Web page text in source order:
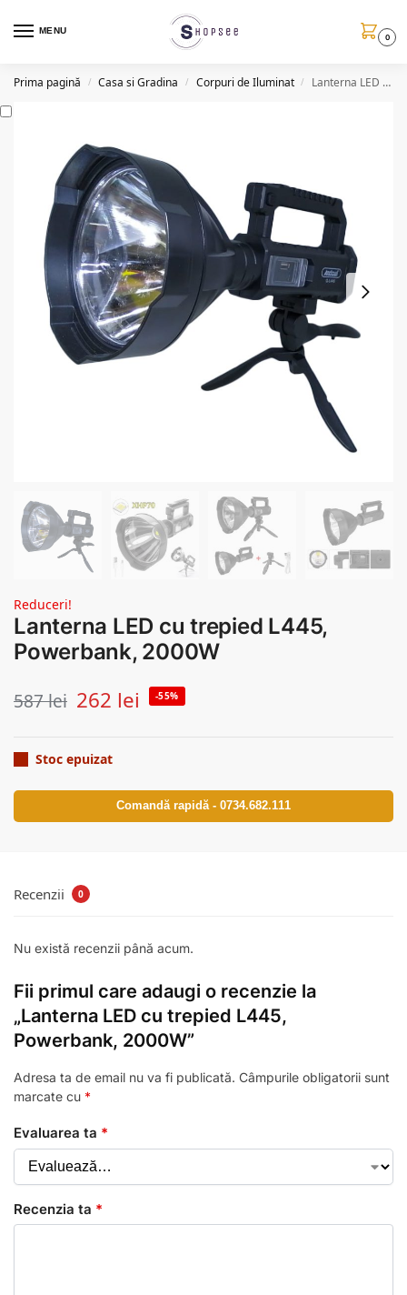
MENU
0
Prima pagină / Casa si Gradina / Corpuri de Iluminat / Lanterna LED cu trepied L445, Powerbank, 2000W
Reduceri!
Lanterna LED cu trepied L445,
Powerbank, 2000W
587lei 262 lei -55%
Stoc epuizat
Comandă rapidă - 0734.682.111
Recenzii 0
Nu există recenzii până acum.
Fii primul care adaugi o recenzie la
„Lanterna LED cu trepied L445,
Powerbank, 2000W”
Adresa ta de email nu va fi publicată. Câmpurile obligatorii sunt
marcate cu *
Evaluarea ta *
Recenzia ta *